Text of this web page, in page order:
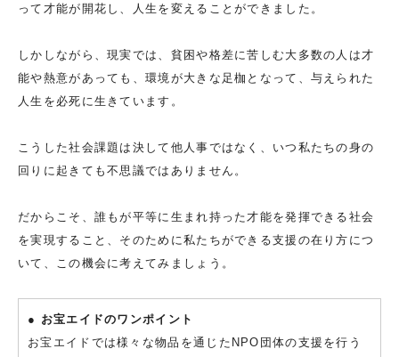
って才能が開花し、人生を変えることができました。
しかしながら、現実では、貧困や格差に苦しむ大多数の人は才
能や熱意があっても、環境が大きな足枷となって、与えられた
人生を必死に生きています。
こうした社会課題は決して他人事ではなく、いつ私たちの身の
回りに起きても不思議ではありません。
だからこそ、誰もが平等に生まれ持った才能を発揮できる社会
を実現すること、そのために私たちができる支援の在り方につ
いて、この機会に考えてみましょう。
● お宝エイドのワンポイント
お宝エイドでは様々な物品を通じたNPO団体の支援を行う